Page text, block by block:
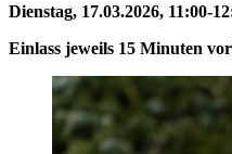
Dienstag, 17.03.2026, 11:00-
Einlass jeweils 15 Minuten